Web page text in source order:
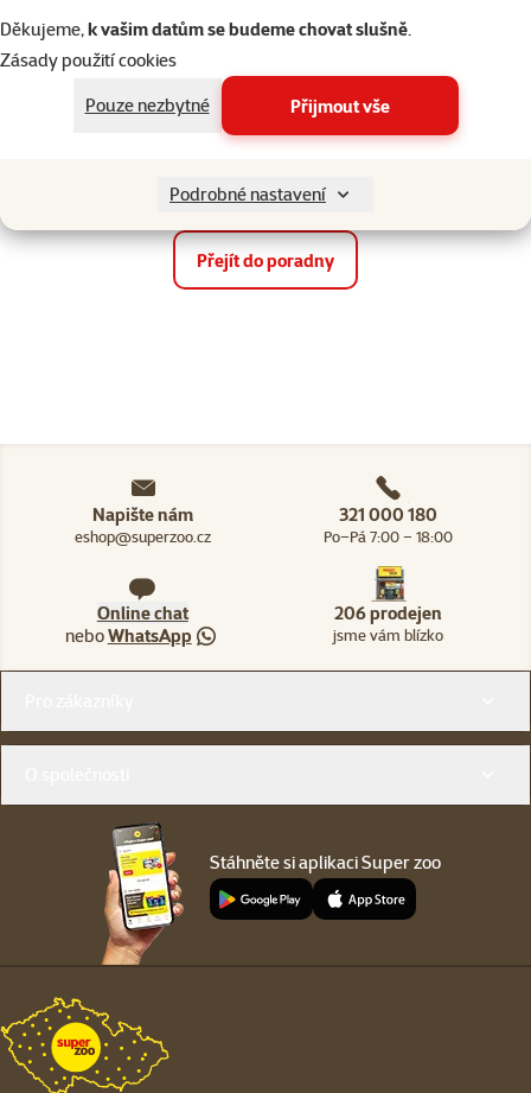
Děkujeme,k vašim datům se budeme chovat slušně.
Zásady použití cookies
Pouze nezbytné
Přijmout vše
Podrobné nastavení
Zima se psem, rady a
Přejít do poradny
Napište nám
eshop@superzoo.cz
321 000 180
Po–Pá 7:00 – 18:00
Online chat
neboWhatsApp
206 prodejen
jsme vám blízko
Stáhněte si aplikaci Super zoo